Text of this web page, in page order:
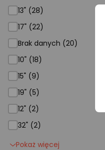
13" (28)
17" (22)
Brak danych (20)
10" (18)
15" (9)
19" (5)
12" (2)
32" (2)
Pokaż więcej